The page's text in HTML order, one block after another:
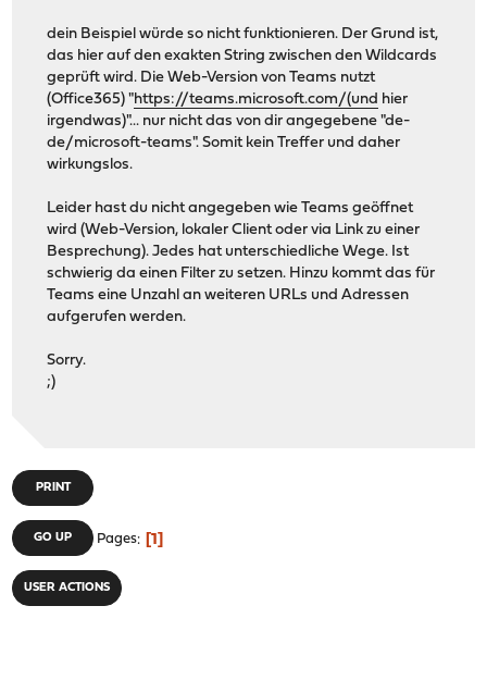
dein Beispiel würde so nicht funktionieren. Der Grund ist,
das hier auf den exakten String zwischen den Wildcards
geprüft wird. Die Web-Version von Teams nutzt
(Office365) "https://teams.microsoft.com/(und hier
irgendwas)"... nur nicht das von dir angegebene "de-
de/microsoft-teams". Somit kein Treffer und daher
wirkungslos.
Leider hast du nicht angegeben wie Teams geöffnet
wird (Web-Version, lokaler Client oder via Link zu einer
Besprechung). Jedes hat unterschiedliche Wege. Ist
schwierig da einen Filter zu setzen. Hinzu kommt das für
Teams eine Unzahl an weiteren URLs und Adressen
aufgerufen werden.
Sorry.
;)
PRINT
GO UP Pages 1
USER ACTIONS